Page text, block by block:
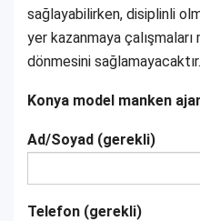
sağlayabilirken, disiplinli
yer kazanmaya
dönmesini sağlamayacaktır.
Konya model manken
Ad/Soyad (gerekli)
Telefon (gerekli)